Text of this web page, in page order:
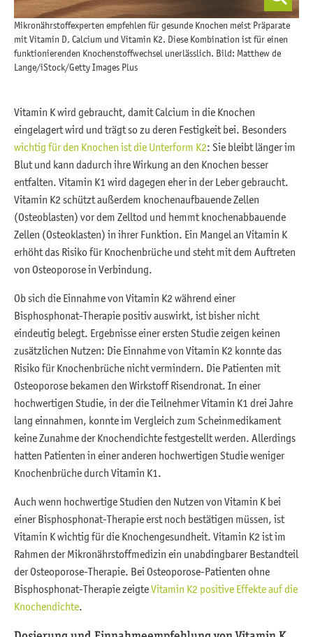
Mikronährstoffexperten empfehlen für gesunde Knochen meist Präparate
mit Vitamin D, Calcium und Vitamin K2. Diese Kombination ist für einen
funktionierenden Knochenstoffwechsel unerlässlich. Bild: Matthew de
Lange/iStock/Getty Images Plus
Vitamin K wird gebraucht, damit Calcium in die Knochen
eingelagert wird und trägt so zu deren Festigkeit bei. Besonders
wichtig für den Knochen ist die Unterform K2: Sie bleibt länger im
Blut und kann dadurch ihre Wirkung an den Knochen besser
entfalten. Vitamin K1 wird dagegen eher in der Leber gebraucht.
Vitamin K2 schützt außerdem knochenaufbauende Zellen
(Osteoblasten) vor dem Zelltod und hemmt knochenabbauende
Zellen (Osteoklasten) in ihrer Funktion. Ein Mangel an Vitamin K
erhöht das Risiko für Knochenbrüche und steht mit dem Auftreten
von Osteoporose in Verbindung.
Ob sich die Einnahme von Vitamin K2 während einer
Bisphosphonat-Therapie positiv auswirkt, ist bisher nicht
eindeutig belegt. Ergebnisse einer ersten Studie zeigen keinen
zusätzlichen Nutzen: Die Einnahme von Vitamin K2 konnte das
Risiko für Knochenbrüche nicht vermindern. Die Patienten mit
Osteoporose bekamen den Wirkstoff Risendronat. In einer
hochwertigen Studie, in der die Teilnehmer Vitamin K1 drei Jahre
lang einnahmen, konnte im Vergleich zum Scheinmedikament
keine Zunahme der Knochendichte festgestellt werden. Allerdings
hatten Patienten in einer anderen hochwertigen Studie weniger
Knochenbrüche durch Vitamin K1.
Auch wenn hochwertige Studien den Nutzen von Vitamin K bei
einer Bisphosphonat-Therapie erst noch bestätigen müssen, ist
Vitamin K wichtig für die Knochengesundheit. Vitamin K2 ist im
Rahmen der Mikronährstoffmedizin ein unabdingbarer Bestandteil
der Osteoporose-Therapie. Bei Osteoporose-Patienten ohne
Bisphosphonat-Therapie zeigteVitamin K2 positive Effekte auf die
Knochendichte.